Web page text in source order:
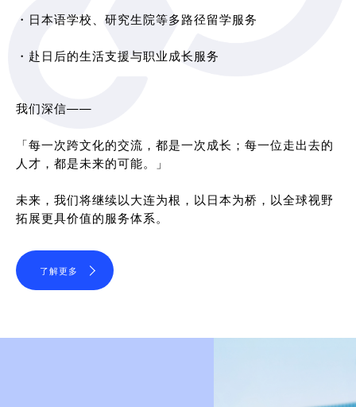
・日本语学校、研究生院等多路径留学服务
・赴日后的生活支援与职业成长服务
我们深信——
「每一次跨文化的交流，都是一次成长；每一位走出去的
人才，都是未来的可能。」
未来，我们将继续以大连为根，以日本为桥，以全球视野
拓展更具价值的服务体系。
了解更多